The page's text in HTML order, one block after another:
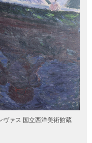
ヴァス 国立西洋美術館蔵